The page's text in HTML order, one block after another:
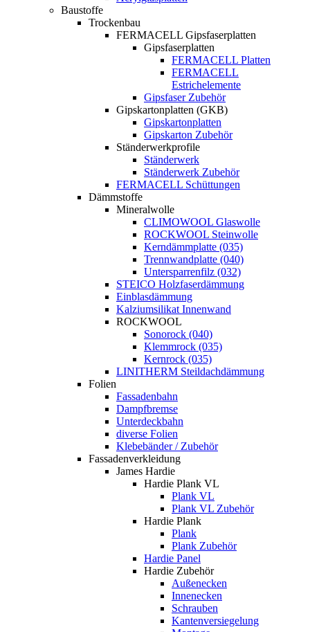
Baustoffe
Trockenbau
FERMACELL Gipsfaserplatten
Gipsfaserplatten
FERMACELL Platten
FERMACELL
Estrichelemente
Gipsfaser Zubehör
Gipskartonplatten (GKB)
Gipskartonplatten
Gipskarton Zubehör
Ständerwerkprofile
Ständerwerk
Ständerwerk Zubehör
FERMACELL Schüttungen
Dämmstoffe
Mineralwolle
CLIMOWOOL Glaswolle
ROCKWOOL Steinwolle
Kerndämmplatte (035)
Trennwandplatte (040)
Untersparrenfilz (032)
STEICO Holzfaserdämmung
Einblasdämmung
Kalziumsilikat Innenwand
ROCKWOOL
Sonorock (040)
Klemmrock (035)
Kernrock (035)
LINITHERM Steildachdämmung
Folien
Fassadenbahn
Dampfbremse
Unterdeckbahn
diverse Folien
Klebebänder / Zubehör
Fassadenverkleidung
James Hardie
Hardie Plank VL
Plank VL
Plank VL Zubehör
Hardie Plank
Plank
Plank Zubehör
Hardie Panel
Hardie Zubehör
Außenecken
Innenecken
Schrauben
Kantenversiegelung